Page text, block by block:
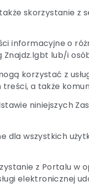
skorzystanie
informacyjne o
Znajdz.lgbt lub/i
korzystać z
a także
niniejszych
dla wszystkich
z Portalu
elektronicznej